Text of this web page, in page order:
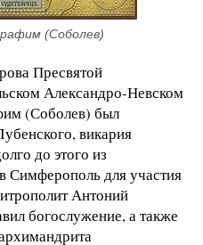
(Соболев)
Пресвятой
Александро-Невском
(Соболев) был
викария
до этого из
Симферополь для участия
Антоний
богослужение, а также